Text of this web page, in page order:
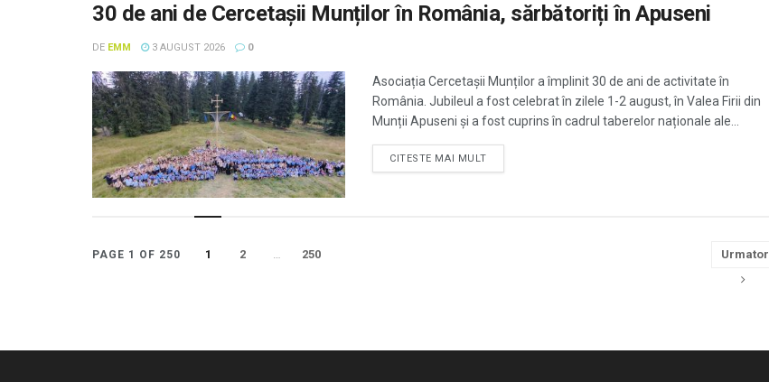
30 de ani de Cercetașii Munților în România, sărbătoriți în Apuseni
DE EMM 3 AUGUST 2026 0
Asociația Cercetașii Munților a împlinit 30 de ani de activitate în
România. Jubileul a fost celebrat în zilele 1-2 august, în Valea Firii din
Munții Apuseni și a fost cuprins în cadrul taberelor naționale ale...
CITESTE MAI MULT
PAGE 1 OF 250 1 2 … 250 Urmator